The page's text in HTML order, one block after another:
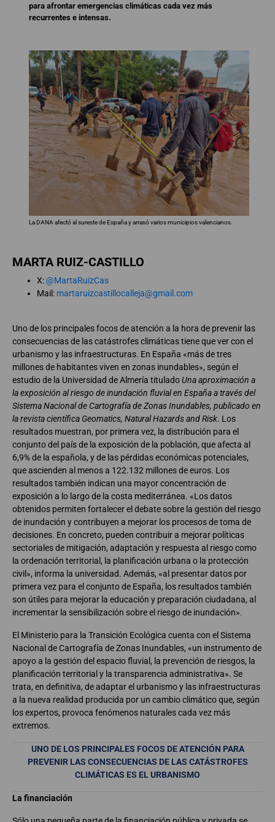
para afrontar emergencias climáticas cada vez más
recurrentes e intensas.
La DANA afectó al sureste de España y arrasó varios municipios valencianos.
MARTA RUIZ-CASTILLO
X:@MartaRuizCas
Mail: martaruizcastillocalleja@gmail.com
Uno de los principales focos de atención a la hora de prevenir las
consecuencias de las catástrofes climáticas tiene que ver con el
urbanismo y las infraestructuras. En España «más de tres
millones de habitantes viven en zonas inundables», según el
estudio de la Universidad de Almería tituladoUna aproximación a
la exposición al riesgo de inundación fluvial en España a través del
Sistema Nacional de Cartografía de Zonas Inundables, publicado en
la revista científica Geomatics, Natural Hazards and Risk. Los
resultados muestran, por primera vez, la distribución para el
conjunto del país de la exposición de la población, que afecta al
6,9% de la española, y de las pérdidas económicas potenciales,
que ascienden al menos a 122.132 millones de euros. Los
resultados también indican una mayor concentración de
exposición a lo largo de la costa mediterránea. «Los datos
obtenidos permiten fortalecer el debate sobre la gestión del riesgo
de inundación y contribuyen a mejorar los procesos de toma de
decisiones. En concreto, pueden contribuir a mejorar políticas
sectoriales de mitigación, adaptación y respuesta al riesgo como
la ordenación territorial, la planificación urbana o la protección
civil», informa la universidad. Además, «al presentar datos por
primera vez para el conjunto de España, los resultados también
son útiles para mejorar la educación y preparación ciudadana, al
incrementar la sensibilización sobre el riesgo de inundación».
El Ministerio para la Transición Ecológica cuenta con el Sistema
Nacional de Cartografía de Zonas Inundables, «un instrumento de
apoyo a la gestión del espacio fluvial, la prevención de riesgos, la
planificación territorial y la transparencia administrativa». Se
trata, en definitiva, de adaptar el urbanismo y las infraestructuras
a la nueva realidad producida por un cambio climático que, según
los expertos, provoca fenómenos naturales cada vez más
extremos.
UNO DE LOS PRINCIPALES FOCOS DE ATENCIÓN PARA
PREVENIR LAS CONSECUENCIAS DE LAS CATÁSTROFES
CLIMÁTICAS ES EL URBANISMO
La financiación